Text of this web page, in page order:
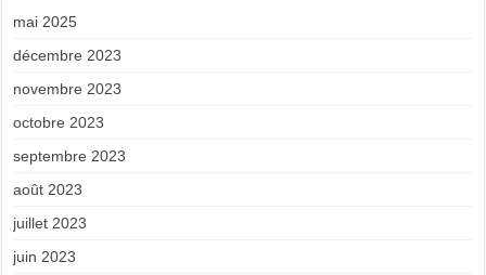
mai 2025
décembre 2023
novembre 2023
octobre 2023
septembre 2023
août 2023
juillet 2023
juin 2023